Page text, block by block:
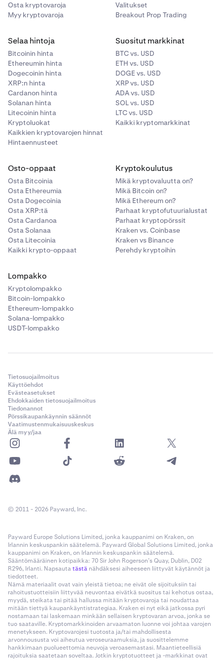
Osta kryptovaroja
Myy kryptovaroja
Valitukset
Breakout Prop Trading
Selaa hintoja
Bitcoinin hinta
Ethereumin hinta
Dogecoinin hinta
XRP:n hinta
Cardanon hinta
Solanan hinta
Litecoinin hinta
Kryptoluokat
Kaikkien kryptovarojen hinnat
Hintaennusteet
Suositut markkinat
BTC vs. USD
ETH vs. USD
DOGE vs. USD
XRP vs. USD
ADA vs. USD
SOL vs. USD
LTC vs. USD
Kaikki kryptomarkkinat
Osto-oppaat
Osta Bitcoinia
Osta Ethereumia
Osta Dogecoinia
Osta XRP:tä
Osta Cardanoa
Osta Solanaa
Osta Litecoinia
Kaikki krypto-oppaat
Kryptokoulutus
Mikä kryptovaluutta on?
Mikä Bitcoin on?
Mikä Ethereum on?
Parhaat kryptofutuurialustat
Parhaat kryptopörssit
Kraken vs. Coinbase
Kraken vs Binance
Perehdy kryptoihin
Lompakko
Kryptolompakko
Bitcoin-lompakko
Ethereum-lompakko
Solana-lompakko
USDT-lompakko
Tietosuojailmoitus
Käyttöehdot
Evästeasetukset
Ehdokkaiden tietosuojailmoitus
Tiedonannot
Pörssikaupankäynnin säännöt
Vaatimustenmukaisuuskeskus
Älä myy/jaa
© 2011 - 2026 Payward, Inc.
Payward Europe Solutions Limited, jonka kauppanimi on Kraken, on
Irlannin keskuspankin säätelemä. Payward Global Solutions Limited, jonka
kauppanimi on Kraken, on Irlannin keskuspankin säätelemä.
Sääntömääräinen kotipaikka: 70 Sir John Rogerson’s Quay, Dublin, D02
R296, Irlanti. Napsautatästä nähdäksesi aiheeseen liittyvät käytännöt ja
tiedotteet.
Nämä materiaalit ovat vain yleistä tietoa; ne eivät ole sijoituksiin tai
rahoitustuotteisiin liittyvää neuvontaa eivätkä suositus tai kehotus ostaa,
myydä, steikata tai pitää hallussa mitään kryptovaroja tai noudattaa
mitään tiettyä kaupankäyntistrategiaa. Kraken ei nyt eikä jatkossa pyri
nostamaan tai laskemaan minkään sellaisen kryptovaran arvoa, jonka se
tuo saataville. Kryptomarkkinoiden arvaamaton luonne voi johtaa varojen
menetykseen. Kryptovarojesi tuotosta ja/tai mahdollisesta
arvonnoususta voi aiheutua veroseuraamuksia, ja suosittelemme
hankkimaan puolueettomia neuvoja veroasemastasi. Maantieteellisiä
rajoituksia saatetaan soveltaa. Jotkin kryptotuotteet ja -markkinat ovat